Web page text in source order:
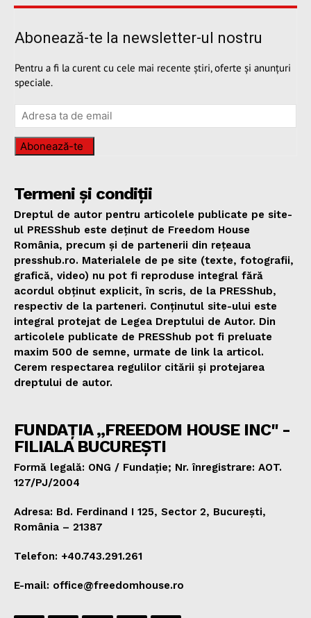
Abonează-te la newsletter-ul nostru
Pentru a fi la curent cu cele mai recente știri, oferte și anunțuri
speciale.
Abonează-te
Termeni și condiții
Dreptul de autor pentru articolele publicate pe site-
ul PRESShub este deținut de Freedom House
România, precum și de partenerii din rețeaua
presshub.ro. Materialele de pe site (texte, fotografii,
grafică, video) nu pot fi reproduse integral fără
acordul obținut explicit, în scris, de la PRESShub,
respectiv de la parteneri. Conținutul site-ului este
integral protejat de Legea Dreptului de Autor. Din
articolele publicate de PRESShub pot fi preluate
maxim 500 de semne, urmate de link la articol.
Cerem respectarea regulilor citării și protejarea
dreptului de autor.
FUNDAȚIA „FREEDOM HOUSE INC" -
FILIALA BUCUREȘTI
Formă legală: ONG / Fundație; Nr. înregistrare: AOT.
127/PJ/2004
Adresa: Bd. Ferdinand I 125, Sector 2, București,
România – 21387
Telefon: +40.743.291.261
E-mail: office@freedomhouse.ro